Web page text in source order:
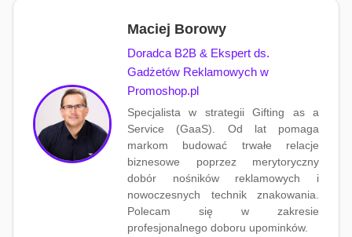
Maciej Borowy
Doradca B2B & Ekspert ds.
Gadżetów Reklamowych w
Promoshop.pl
Specjalista w strategii Gifting as a
Service (GaaS). Od lat pomaga
markom budować trwałe relacje
biznesowe poprzez merytoryczny
dobór nośników reklamowych i
nowoczesnych technik znakowania.
Polecam się w zakresie
profesjonalnego doboru upominków.